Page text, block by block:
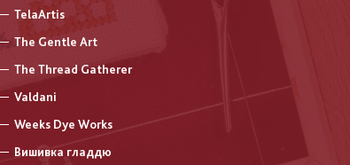
TelaArtis
The Gentle Art
The Thread Gatherer
Valdani
Weeks Dye Works
Вишивка гладдю